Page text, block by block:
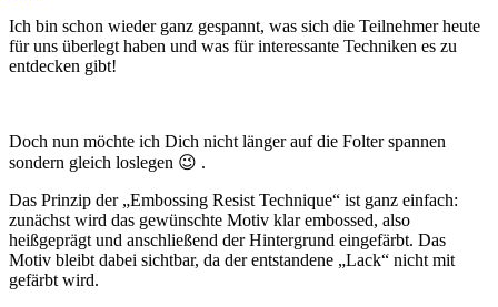
Ich bin schon wieder ganz gespannt, was sich die Teilnehmer heute
für uns überlegt haben und was für interessante Techniken es zu
entdecken gibt!
Doch nun möchte ich Dich nicht länger auf die Folter spannen
sondern gleich loslegen 😉 .
Das Prinzip der „Embossing Resist Technique“ ist ganz einfach:
zunächst wird das gewünschte Motiv klar embossed, also
heißgeprägt und anschließend der Hintergrund eingefärbt. Das
Motiv bleibt dabei sichtbar, da der entstandene „Lack“ nicht mit
gefärbt wird.